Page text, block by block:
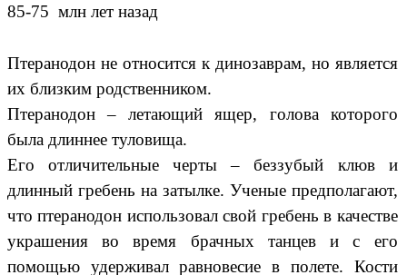
85-75 млн лет назад
Птеранодон не относится к динозаврам, но является
их близким родственником.
Птеранодон – летающий ящер, голова которого
была длиннее туловища.
Его отличительные черты – беззубый клюв и
длинный гребень на затылке. Ученые предполагают,
что птеранодон использовал свой гребень в качестве
украшения во время брачных танцев и с его
помощью удерживал равновесие в полете. Кости